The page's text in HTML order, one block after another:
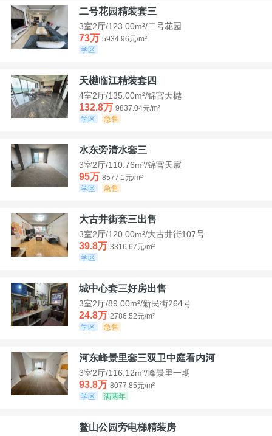
二号花园精装套三
3室2厅/123.00m²/二号花园
73万 5934.96元/m²
学区
天樾临江精装套四
4室2厅/135.00m²/锦官天樾
132.8万 9837.04元/m²
学区
急售
水东旁清水套三
3室2厅/110.76m²/锦官天宸
95万 8577.1元/m²
学区
急售
大古井街套三出售
3室2厅/120.00m²/大古井街107号
39.8万 3316.67元/m²
学区
城中心套三好房出售
3室2厅/89.00m²/新民街264号
24.8万 2786.52元/m²
学区
急售
河东峰景里套三双卫中庭看内河
3室2厅/116.12m²/峰景里一期
93.8万 8077.85元/m²
学区
满两年
鳌山公园旁电梯精装房